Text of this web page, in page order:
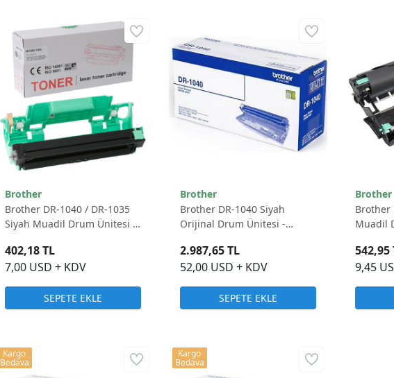
Brother
Brother DR-1040 / DR-1035
Siyah Muadil Drum Ünitesi -
7,00 USD + KDV
402,18 TL
SEPETE EKLE
Brother
Brother DR-1040 Siyah
Orijinal Drum Ünitesi -
52,00 USD + KDV
2.987,65 TL
SEPETE EKLE
Brother
Brother
Muadil
9,45
542,95
Kargo
Bedava
Kargo
Bedava